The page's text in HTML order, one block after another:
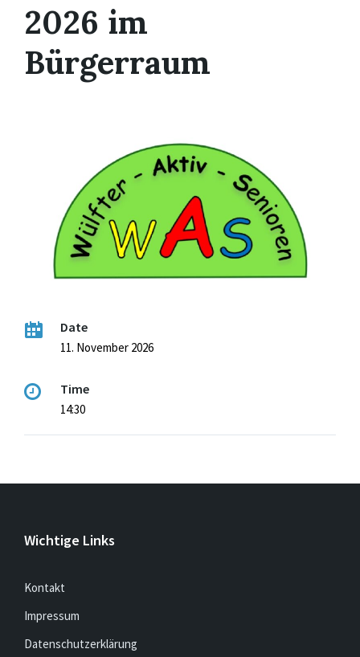
2026 im
Bürgerraum
Date
11. November 2026
Time
14:30
Wichtige Links
Kontakt
Impressum
Datenschutzerklärung